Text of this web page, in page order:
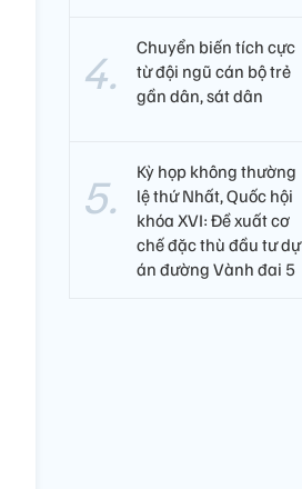
Chuyển biến tích cực
từ đội ngũ cán bộ trẻ
gần dân, sát dân
Kỳ họp không thường
lệ thứ Nhất, Quốc hội
khóa XVI: Đề xuất cơ
chế đặc thù đầu tư dự
án đường Vành đai 5